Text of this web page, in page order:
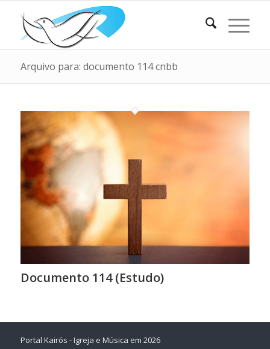
Arquivo para: documento 114 cnbb
Documento 114 (Estudo)
Portal Kairós - Igreja e Música em 2026